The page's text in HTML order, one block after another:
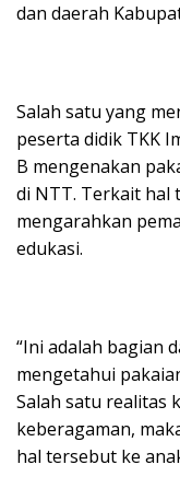
dan daerah
Salah satu yang
peserta didik TKK
B mengenakan
di NTT. Terkait hal
mengarahkan
edukasi.
“Ini adalah bagian
mengetahui
Salah satu realitas
keberagaman,
hal tersebut ke